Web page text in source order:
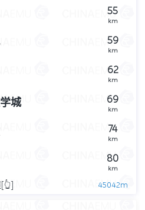
55
km
59
km
62
km
69
km
城
74
km
80
km
45042m